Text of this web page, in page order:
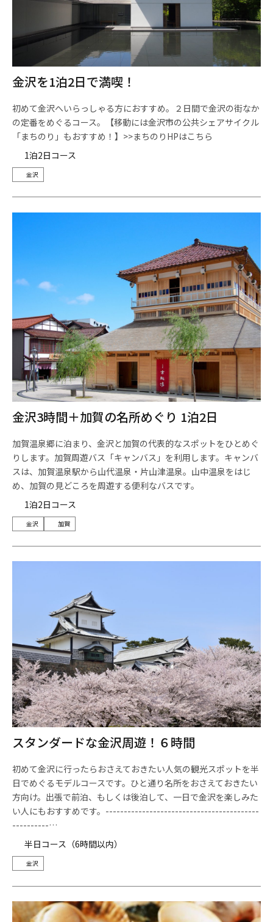
金沢を1泊2日で満喫！
初めて金沢へいらっしゃる方におすすめ。２日間で金沢の街なか
の定番をめぐるコース。【移動には金沢市の公共シェアサイクル
「まちのり」もおすすめ！】>>まちのりHPはこちら
1泊2日コース
金沢
金沢3時間＋加賀の名所めぐり 1泊2日
加賀温泉郷に泊まり、金沢と加賀の代表的なスポットをひとめぐ
りします。加賀周遊バス「キャンバス」を利用します。キャンバ
スは、加賀温泉駅から山代温泉・片山津温泉。山中温泉をはじ
め、加賀の見どころを周遊する便利なバスです。
1泊2日コース
金沢 加賀
スタンダードな金沢周遊！６時間
初めて金沢に行ったらおさえておきたい人気の観光スポットを半
日でめぐるモデルコースです。ひと通り名所をおさえておきたい
方向け。出張で前泊、もしくは後泊して、一日で金沢を楽しみた
い人にもおすすめです。------------------------------------------
----------…
半日コース（6時間以内）
金沢